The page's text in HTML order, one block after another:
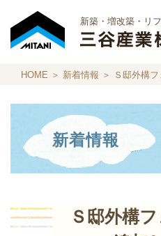
新築・増改築・リ
HOME ＞ 新着情報 ＞ Ｓ邸外構
新着情報
Ｓ邸外構